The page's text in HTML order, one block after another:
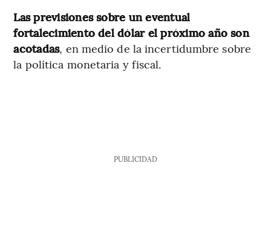
Las previsiones sobre un eventual
fortalecimiento del dólar el próximo año son
acotadas, en medio de la incertidumbre sobre
la política monetaria y fiscal.
PUBLICIDAD